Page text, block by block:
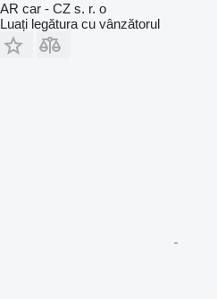
AR car - CZ s. r. o
Luați legătura cu vânzătorul